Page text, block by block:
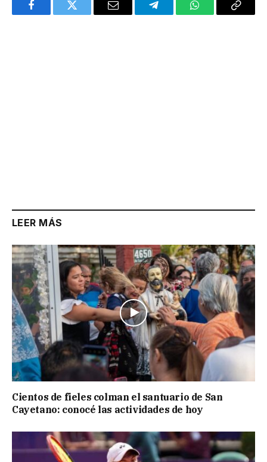
FacebookTwitter Email TelegramWhatsAppCopy
LEER MÁS
Cientos de fieles colman el santuario de San
Cayetano: conocé las actividades de hoy